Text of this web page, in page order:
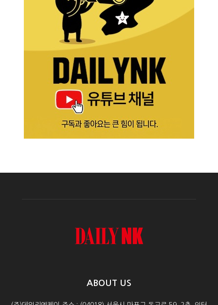
ABOUT US